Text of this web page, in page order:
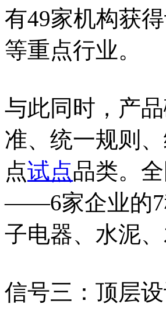
有49家机构获
等重点行业。
与此同时，产
准、统一规则
点试点品类。
——6家企业的7
子电器、水泥
信号三：顶层